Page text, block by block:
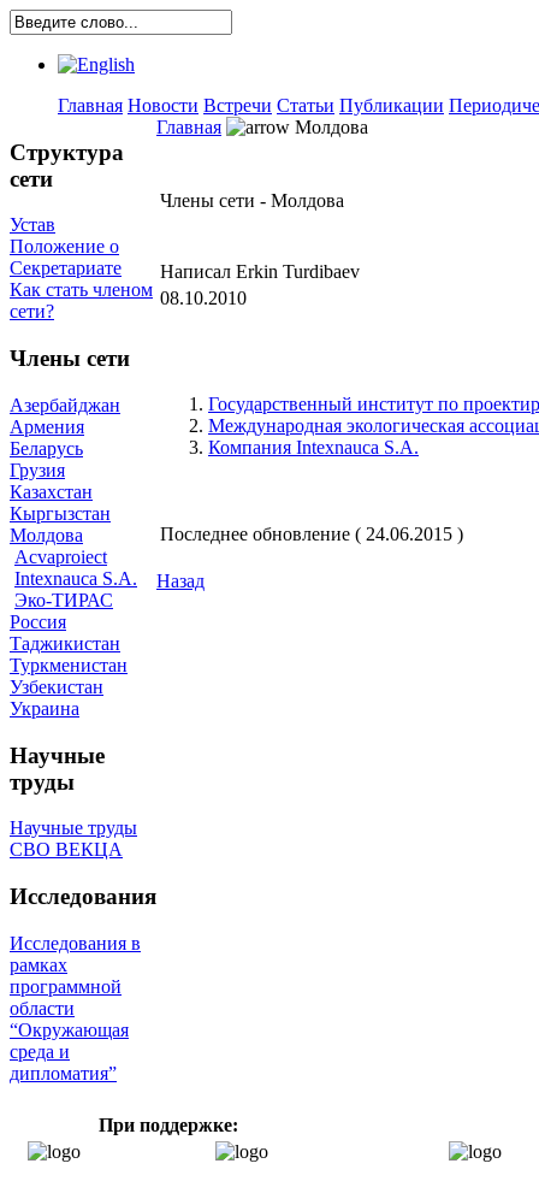
Главная Новости Встречи Статьи Публикации
Структура
сети
Устав
Положение о
Секретариате
Как стать членом
сети?
Члены сети
Азербайджан
Армения
Беларусь
Грузия
Казахстан
Кыргызстан
Молдова
Acvaproiect
Intexnauca S.A.
Эко-ТИРАС
Россия
Таджикистан
Туркменистан
Узбекистан
Украина
Научные
труды
Научные труды
СВО ВЕКЦА
Исследования
Исследования в
рамках
программной
области
“Окружающая
среда и
дипломатия”
Главная Молдова
Члены сети - Молдова
Написал Erkin Turdibaev
08.10.2010
Государственный институт по
Международная экологическая
Компания Intexnauca S.A.
Последнее обновление ( 24.06.2015 )
Назад
При поддержке: